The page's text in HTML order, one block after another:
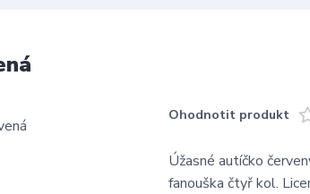
Ohodnotit produkt
Úžasné autíčko
fanouška čtyř kol.